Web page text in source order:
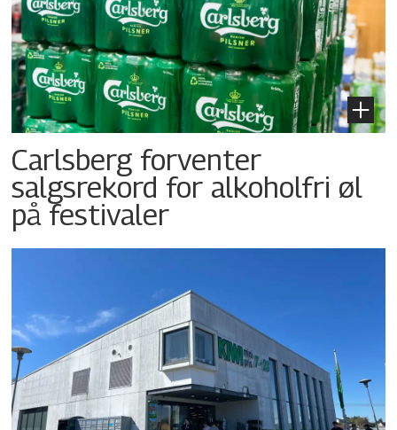
Carlsberg forventer
salgsrekord for alkoholfri øl
på festivaler